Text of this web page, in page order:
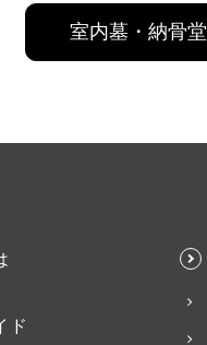
室内墓・納骨堂
ド